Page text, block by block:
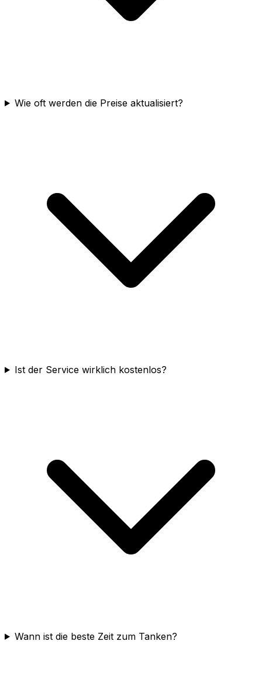
Wie oft werden die Preise aktualisiert?
Ist der Service wirklich kostenlos?
Wann ist die beste Zeit zum Tanken?